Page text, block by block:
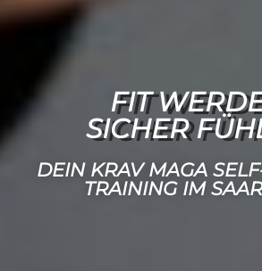
FIT
SICHER
DEIN KRAV MAGA
TRAINING IM